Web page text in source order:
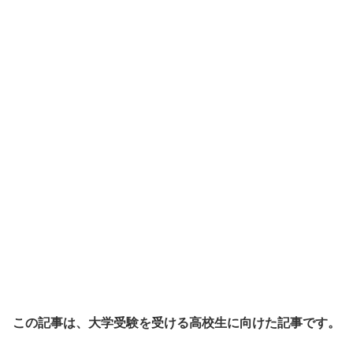
この記事は、大学受験を受ける高校生に向けた記事です。